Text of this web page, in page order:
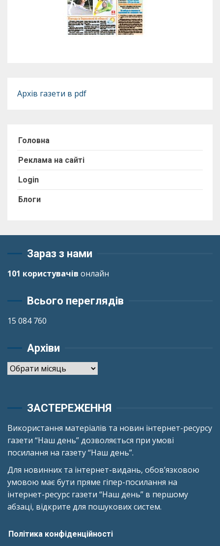
Архів газети в pdf
Головна
Реклама на сайті
Login
Блоги
Зараз з нами
101 користувачів онлайн
Всього переглядів
15 084 760
Архіви
Архіви
ЗАСТЕРЕЖЕННЯ
Використання матеріалів та новин інтернет-ресурсу
газети “Наш день” дозволяється при умові
посилання на газету “Наш день”.
Для новинних та інтернет-видань, обов’язковою
умовою має бути пряме гіпер-посилання на
інтернет-ресурс газети “Наш день” в першому
абзаці, відкрите для пошукових систем.
Політика конфіденційності